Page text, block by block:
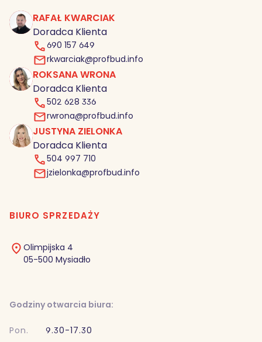
RK
RAFAŁ KWARCIAK
Doradca Klienta
690 157 649
rkwarciak@profbud.info
RW ROKSANA WRONA
Doradca Klienta
502 628 336
rwrona@profbud.info
JZ
JUSTYNA ZIELONKA
Doradca Klienta
504 997 710
jzielonka@profbud.info
BIURO SPRZEDAŻY
Olimpijska 4
05-500 Mysiadło
Godziny otwarcia biura:
Pon.
9.30-17.30